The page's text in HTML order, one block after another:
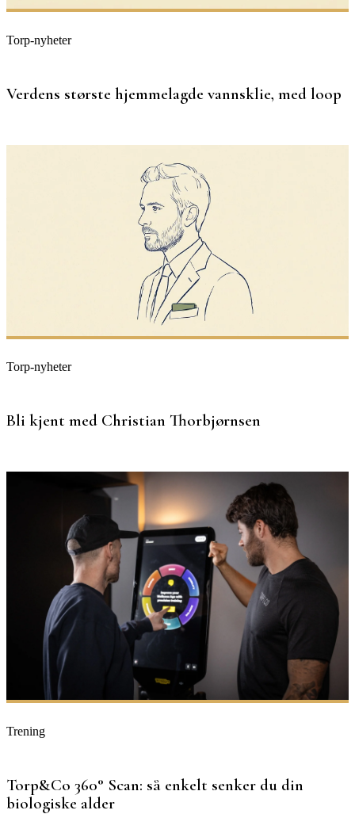
Torp-nyheter
Verdens største hjemmelagde vannsklie, med loop
Torp-nyheter
Bli kjent med Christian Thorbjørnsen
Trening
Torp&Co 360° Scan: så enkelt senker du din
biologiske alder